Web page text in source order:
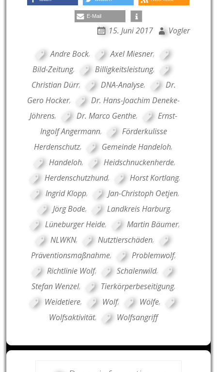
E-Mail
15. Juni 2017 Vogler
Andre Bock, Axel Miesner,
Bild-Zeitung, Billigkeitsleistung,
Christian Dürr, DNA-Analyse,
Dr.
Gero Hocker,
Dr. Hans-Joachim Deneke-
Jöhrens, Dr. Marco Genthe,
Ernst-
Ingolf Angermann,
Förderkulisse
Herdenschutz, Gemeinde Handeloh,
Handeloh, Heidschnuckenherde,
Herdenschutzhund, Horst Kortlang,
Ingrid Klopp, Jan-Christoph Oetjen,
Jörg Bode, Landkreis Harburg,
Lüneburger Heide, Martin Bäumer,
NLWKN, Nutztierschäden,
Präventionsmaßnahme, Problemwolf,
Richtlinie Wolf, Schalenwild,
Stefan Wenzel, Tierkörperbeseitigung,
Weidetiere, Wolf, Wölfe,
Wolfsaktivität, Wolfsangriff